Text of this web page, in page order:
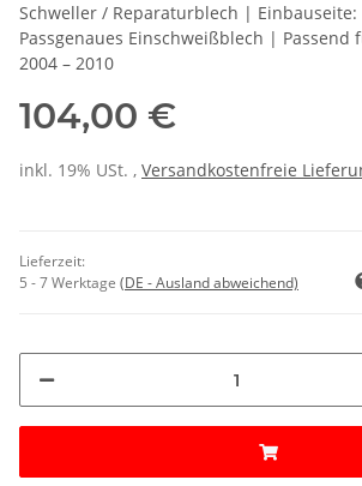
Schweller / Reparaturblech | Einbauseite:
Passgenaues Einschweißblech | Passend
2004 – 2010
104,00 €
inkl. 19% USt. , Versandkostenfreie
Lieferzeit:
5 - 7 Werktage (DE - Ausland abweichend)